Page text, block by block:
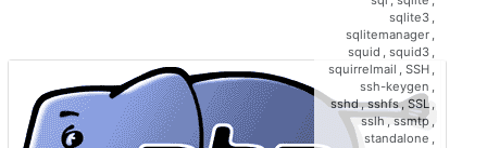
sqlite3 ,
sqlitemanager ,
squid , squid3 ,
squirrelmail , SSH ,
ssh-keygen ,
sshd,sshfs,SSL ,
sslh,ssmtp ,
standalone ,